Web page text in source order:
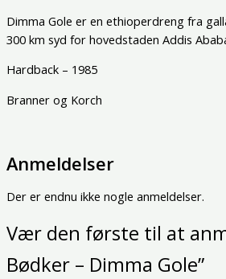
Dimma Gole er en ethioperdreng fra
300 km syd for hovedstaden Addis
Hardback – 1985
Branner og Korch
Anmeldelser
Der er endnu ikke nogle anmeldelser.
Vær den første til at
Bødker – Dimma Gole”